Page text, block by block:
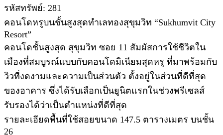
รหัสทรัพย์: 281
คอนโดหรูบนชั้นสูงสุดทําเลทองสุขุมวิท “Sukhumvit City
Resort”
คอนโดชั้นสูงสุด สุขุมวิท ซอย 11 สัมผัสการใช้ชีวิตใน
เมืองที่สมบูรณ์แบบกับคอนโดมิเนียมสุดหรู ที่มาพร้อมกับ
วิวที่งดงามและความเป็นส่วนตัว ตั้งอยู่ในส่วนที่ดีที่สุด
ของอาคาร ซึ่งได้รับเลือกเป็นยูนิตแรกในช่วงพรีเซลส์
รับรองได้ว่าเป็นตําแหน่งที่ดีที่สุด
รายละเอียดพื้นที่ใช้สอยขนาด 147.5 ตารางเมตร บนชั้น
26